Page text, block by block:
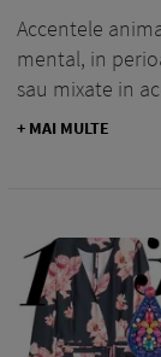
Accentele
mental, in
sau mixate in
+ MAI MULTE